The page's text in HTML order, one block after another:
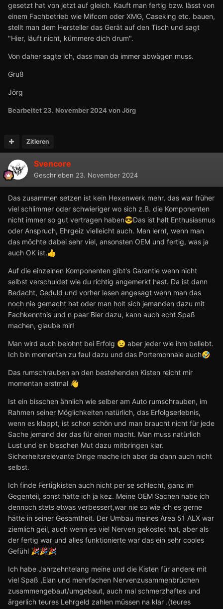
gesetzt hat von jetzt auf gleich. Kauft man fertig bzw. lässt von
einem Fachbetrieb wie Mifcom oder XMG, Caseking etc. bauen,
stellt man dem Hersteller das Gerät auf den Tisch und sagt
"Hier, läuft nicht, kümmere dich drum".
Von daher sagte ich, dass man da immer abwägen muss.
Gruß
Jörg
Bearbeitet 23. November 2024von Jörg
Zitieren
Svencore
Geschrieben 23. November 2024
Das zusammen setzen ist kein Hexenwerk mehr, das war früher
viel schlimmer oder schwieriger wo sich z.B. die Komponenten
nicht immer so gut vertragen haben😎Das ist halt Enthusiasmus
oder Anspruch, Ehrgeiz vielleicht auch. Man lernt, wenn man
das möchte dabei sehr viel, ansonsten OEM und fertig, was ja
auch OK ist.👍
Auf die einzelnen Komponenten gibt's Garantie wenn nicht
selbst verschuldet wie du richtig angemerkt hast. Da ist dann
Bedacht, Geduld und vorher lesen angesagt wenn man das
noch nie gemacht hat oder man holt sich jemanden dazu mit
Fachkenntnis und n paar Bier dazu, kann auch echt Spaß
machen, glaube mir!
Man wird auch belohnt bei Erfolg 😉 aber jeder wie ihm beliebt.
Ich bin momentan zu faul dazu und das Portemonnaie auch🤣
Das rumschrauben an den bestehenden Kisten reicht mir
momentan erstmal 👋
Ist ein bisschen ähnlich wie selber am Auto rumschrauben, im
Rahmen seiner Möglichkeiten natürlich, das Erfolgserlebnis,
wenn es klappt, ist schon schön und man braucht nicht für jede
Sache jemand der das für einen macht. Man muss natürlich
Lust und ein bisschen Mut dazu mitbringen klar.
Sicherheitsrelevante Dinge mache ich aber da dann auch nicht
selbst.
Ich finde Fertigkisten auch nicht per se schlecht, ganz im
Gegenteil, sonst hätte ich ja kez. Meine OEM Sachen habe ich
dennoch stets etwas verbessert,war nie so wie ich es gerne
hätte in seiner Gesamtheit. Der Umbau meines Area 51 ALX war
ziemlich geil, auch wenn es viel Nerven gekostet hat, aber als
der fertig war und alles funktionierte war das ein sehr cooles
Gefühl 🎉🎉🎉
Ich habe Jahrzehntelang meine und die Kisten für andere mit
viel Spaß ,Elan und mehrfachen Nervenzusammenbrüchen
zusammengebaut/umgebaut, auch mal schmerzhaftes und
ärgerlich teures Lehrgeld zahlen müssen na klar .(teures